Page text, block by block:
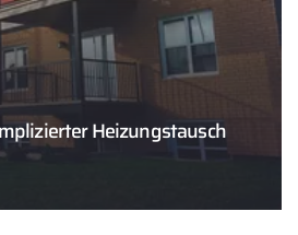
Heizungstausch